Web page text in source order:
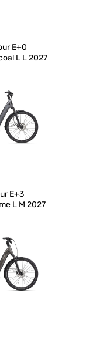
E+0
L L 2027
E+3
L M 2027